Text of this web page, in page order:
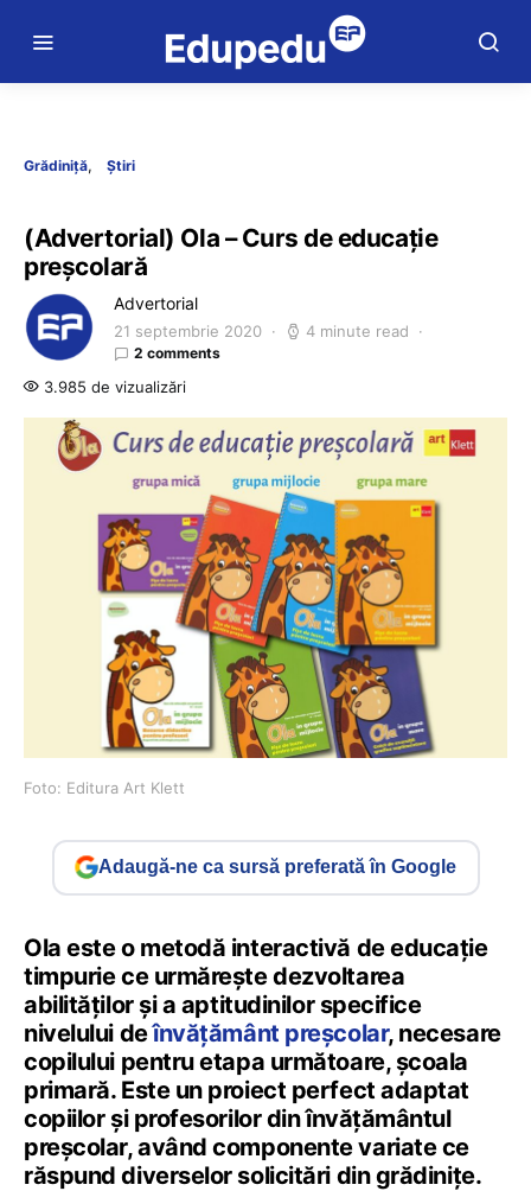
Grădiniță Știri
(Advertorial) Ola – Curs de educație
preșcolară
Advertorial
21 septembrie 2020 4 minute read
2 comments
3.985 de vizualizări
Foto: Editura Art Klett
Adaugă-ne ca sursă preferată în Google
Ola este o metodă interactivă de educație
timpurie ce urmărește dezvoltarea
abilităților și a aptitudinilor specifice
nivelului deînvățământ preșcolar, necesare
copilului pentru etapa următoare, școala
primară. Este un proiect perfect adaptat
copiilor și profesorilor din învățământul
preșcolar, având componente variate ce
răspund diverselor solicitări din grădinițe.